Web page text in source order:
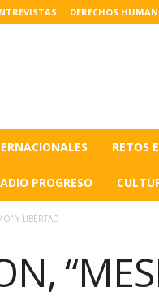
DERECHOS
RETOS
PROGRESO
Y LIBERTAD